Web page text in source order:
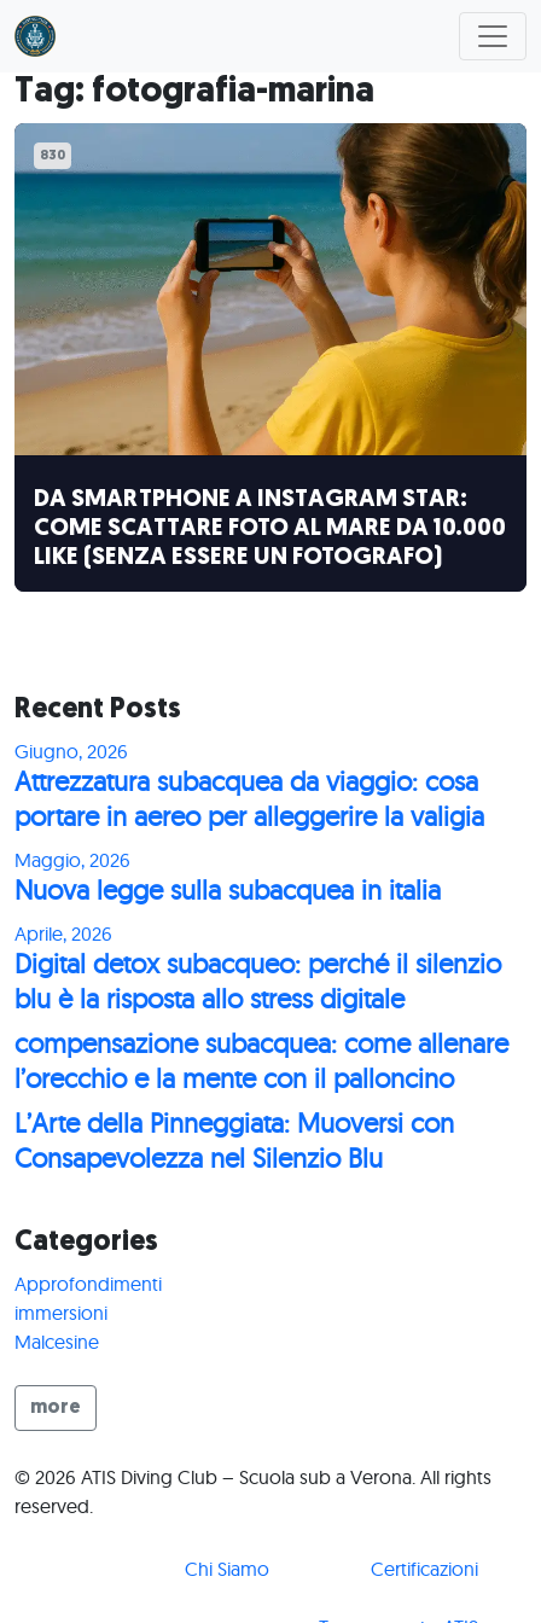
Skip to main content
Tag: fotografia-marina
830
DA SMARTPHONE A INSTAGRAM STAR:
COME SCATTARE FOTO AL MARE DA 10.000
LIKE (SENZA ESSERE UN FOTOGRAFO)
Recent Posts
Giugno, 2026
Attrezzatura subacquea da viaggio: cosa
portare in aereo per alleggerire la valigia
Maggio, 2026
Nuova legge sulla subacquea in italia
Aprile, 2026
Digital detox subacqueo: perché il silenzio
blu è la risposta allo stress digitale
compensazione subacquea: come allenare
l’orecchio e la mente con il palloncino
L’Arte della Pinneggiata: Muoversi con
Consapevolezza nel Silenzio Blu
Categories
Approfondimenti
immersioni
Malcesine
more
© 2026 ATIS Diving Club – Scuola sub a Verona. All rights
reserved.
Chi Siamo Certificazioni